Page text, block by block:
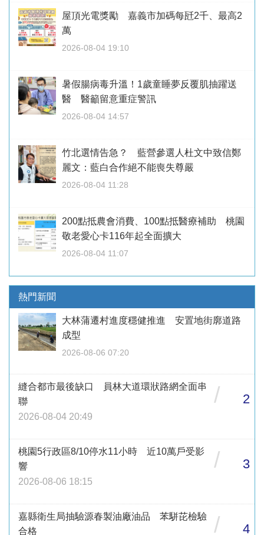
屋頂光電獎勵 嘉義市加碼每瓩2千、最高2
萬
2026-08-04 19:10
暑假腸病毒升溫！1歲童睡夢反覆肌抽躍送
醫 醫籲留意重症警訊
2026-08-04 14:57
竹北選情告急？ 藍營參選人杜文中致信鄭
麗文：藍白合作絕不能喪失尊嚴
2026-08-04 11:28
200點抵農會消費、100點抵醫療補助 桃園
敬老愛心卡116年起全面擴大
2026-08-04 11:07
熱門新聞
大林蒲遷村進度穩健推進 安置地街廓道路
成型
2026-08-06 07:20
縫合都市最後缺口 員林大道環狀路網全面串
聯
2026-08-04 20:49
/ 2
桃園5行政區8/10停水11小時 近10萬戶受影
響
2026-08-06 18:15
/ 3
嘉縣衛生局抽驗源春製油廠油品 苯駢芘檢驗
合格
/ 4